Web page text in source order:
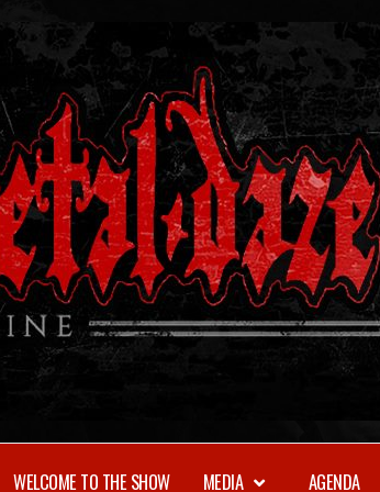
WELCOME TO THE SHOW MEDIA AGENDA